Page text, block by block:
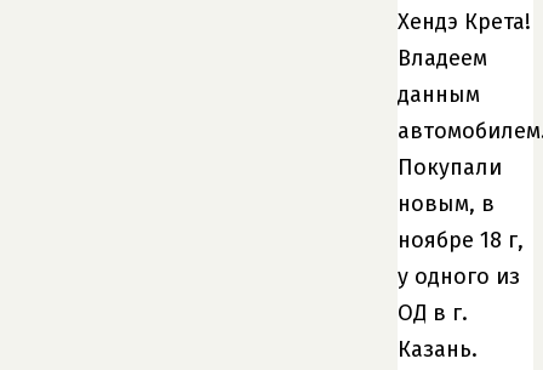
Хендэ Крета!
Владеем
данным
Покупали
новым, в
ноябре 18 г,
у одного из
ОД в г.
Казань.